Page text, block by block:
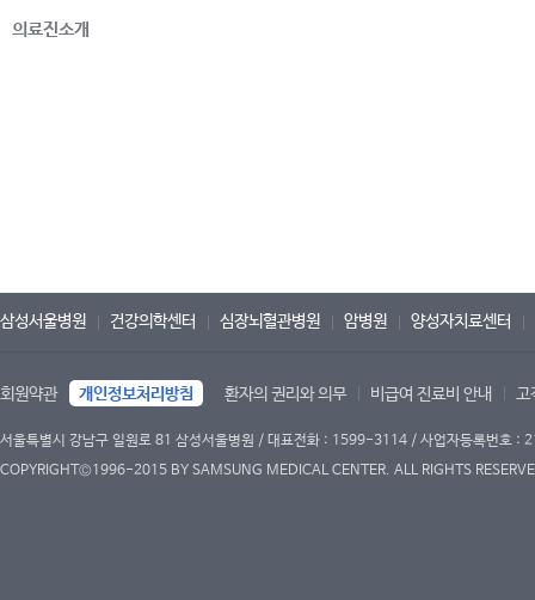
의료진소개
삼성서울병원 건강의학센터 심장뇌혈관병원 암병원 양성자치료센터
회원약관 개인정보처리방침 환자의 권리와 의무 비급여 진료비 안내 고
서울특별시 강남구 일원로 81 삼성서울병원 / 대표전화 : 1599-3114 / 사업자등록번호
COPYRIGHT©1996-2015 BY SAMSUNG MEDICAL CENTER. ALL RIGHTS